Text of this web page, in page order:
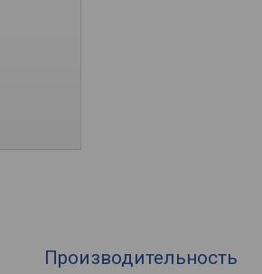
Производительность